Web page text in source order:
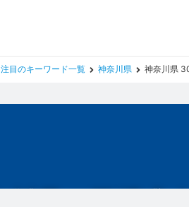
注目のキーワード一覧 神奈川県 神奈川県